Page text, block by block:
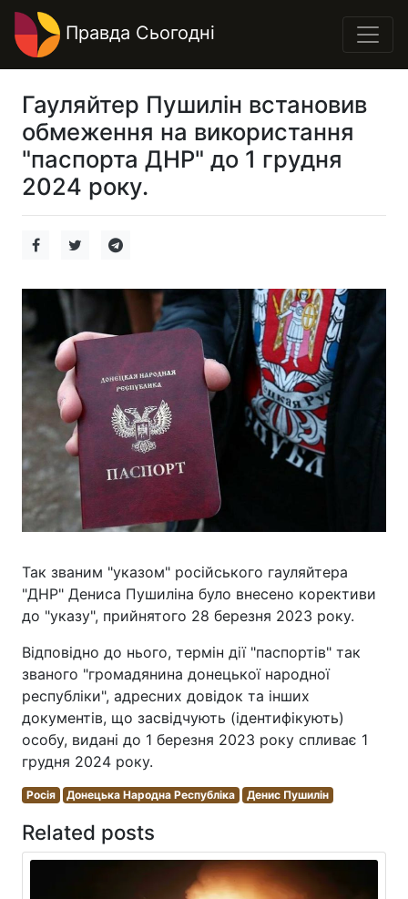
Правда Сьогодні
Гауляйтер Пушилін встановив
обмеження на використання
"паспорта ДНР" до 1 грудня
2024 року.
Так званим "указом" російського гауляйтера
"ДНР" Дениса Пушиліна було внесено корективи
до "указу", прийнятого 28 березня 2023 року.
Відповідно до нього, термін дії "паспортів" так
званого "громадянина донецької народної
республіки", адресних довідок та інших
документів, що засвідчують (ідентифікують)
особу, видані до 1 березня 2023 року спливає 1
грудня 2024 року.
Росія Донецька Народна Республіка Денис Пушилін
Related posts